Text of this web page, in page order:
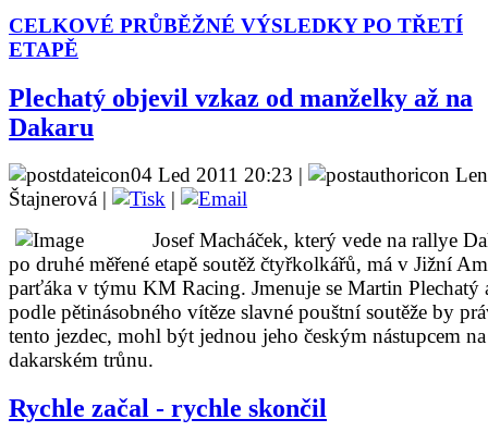
CELKOVÉ PRŮBĚŽNÉ VÝSLEDKY PO TŘETÍ
ETAPĚ
Plechatý objevil vzkaz od manželky až na
Dakaru
04 Led 2011 20:23 |
Štajnerová |
|
Josef Macháček, který vede na rallye
po druhé měřené etapě soutěž čtyřkolkářů, má v Jižní
parťáka v týmu KM Racing. Jmenuje se Martin Plechatý
podle pětinásobného vítěze slavné pouštní soutěže by
tento jezdec, mohl být jednou jeho českým nástupcem na
dakarském trůnu.
Rychle začal - rychle skončil